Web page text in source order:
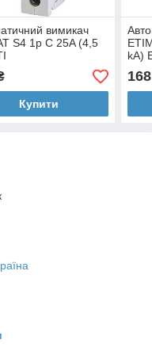
вимикач
S4 1p C 25A (4,5
Купити
kA)